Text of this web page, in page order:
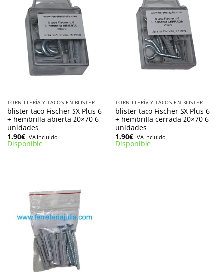
TORNILLERÍA Y TACOS EN BLISTER
blister taco Fischer SX Plus 6
+ hembrilla abierta 20×70 6
unidades
1.90€ IVA Incluido
Disponible
TORNILLERÍA Y TACOS EN BLISTER
blister taco Fischer SX Plus 6
+ hembrilla cerrada 20×70 6
unidades
1.90€ IVA Incluido
Disponible